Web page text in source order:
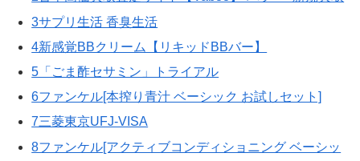
3サプリ生活 香臭生活
4新感覚BBクリーム【リキッドBBバー】
5「ごま酢セサミン」トライアル
6ファンケル[本搾り青汁 ベーシック お試しセット]
7三菱東京UFJ-VISA
8ファンケル[アクティブコンディショニング ベーシッ